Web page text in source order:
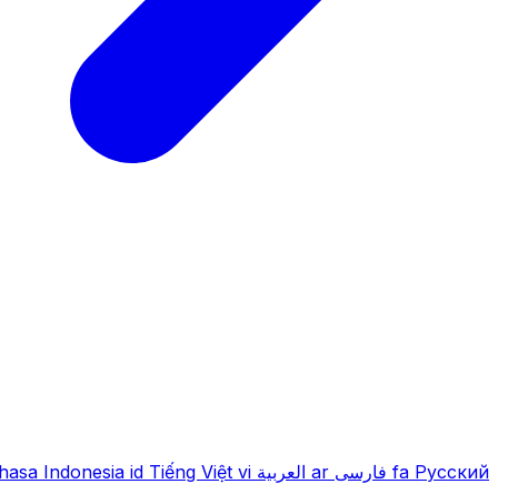
Indonesia id Tiếng Việt vi العربية ar فارسی fa Русский